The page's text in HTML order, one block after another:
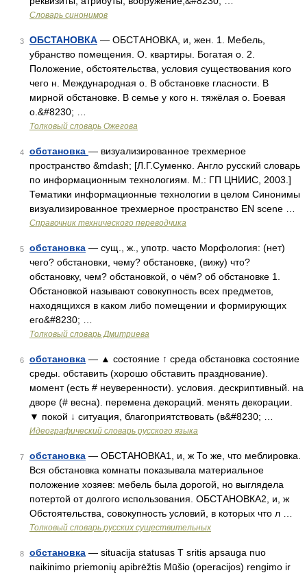
Словарь синонимов
3 ОБСТАНОВКА — ОБСТАНОВКА, и, жен. 1. Мебель,
убранство помещения. О. квартиры. Богатая о. 2.
Положение, обстоятельства, условия существования кого
чего н. Международная о. В обстановке гласности. В
мирной обстановке. В семье у кого н. тяжёлая о. Боевая
о.&#8230; …
Толковый словарь Ожегова
4 обстановка — визуализированное трехмерное
пространство &mdash; [Л.Г.Суменко. Англо русский словарь
по информационным технологиям. М.: ГП ЦНИИС, 2003.]
Тематики информационные технологии в целом Синонимы
визуализированное трехмерное пространство EN scene …
Справочник технического переводчика
5 обстановка — сущ., ж., употр. часто Морфология: (нет)
чего? обстановки, чему? обстановке, (вижу) что?
обстановку, чем? обстановкой, о чём? об обстановке 1.
Обстановкой называют совокупность всех предметов,
находящихся в каком либо помещении и формирующих
его&#8230; …
Толковый словарь Дмитриева
6 обстановка — ▲ состояние ↑ среда обстановка состояние
среды. обставить (хорошо обставить празднование).
момент (есть # неуверенности). условия. дескриптивный. на
дворе (# весна). перемена декораций. менять декорации.
▼ покой ↓ ситуация, благоприятствовать (в&#8230; …
Идеографический словарь русского языка
7 обстановка — ОБСТАНОВКА1, и, ж То же, что меблировка.
Вся обстановка комнаты показывала материальное
положение хозяев: мебель была дорогой, но выглядела
потертой от долгого использования. ОБСТАНОВКА2, и, ж
Обстоятельства, совокупность условий, в которых что л …
Толковый словарь русских существительных
8 обстановка — situacija statusas T sritis apsauga nuo
naikinimo priemonių apibrėžtis Mūšio (operacijos) rengimo ir